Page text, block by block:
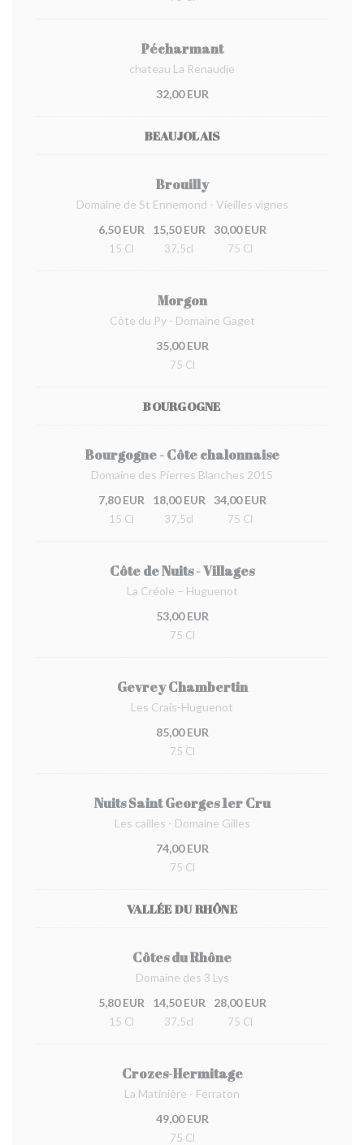
Pécharmant
chateau La Renaudie
32,00 EUR
BEAUJOLAIS
Brouilly
Domaine de St Ennemond - Vieilles vignes
6,50 EUR
15 Cl
15,50 EUR
37,5cl
30,00 EUR
75 Cl
Morgon
Côte du Py - Domaine Gaget
35,00 EUR
75 Cl
BOURGOGNE
Bourgogne - Côte chalonnaise
Domaine des Pierres Blanches 2015
7,80 EUR
15 Cl
18,00 EUR
37,5cl
34,00 EUR
75 Cl
Côte de Nuits - Villages
La Créole – Huguenot
53,00 EUR
75 Cl
Gevrey Chambertin
Les Crais-Huguenot
85,00 EUR
75 Cl
Nuits Saint Georges 1er Cru
Les cailles - Domaine Gilles
74,00 EUR
75 Cl
VALLÉE DU RHÔNE
Côtes du Rhône
Domaine des 3 Lys
5,80 EUR
15 Cl
14,50 EUR
37,5cl
28,00 EUR
75 Cl
Crozes-Hermitage
La Matinière - Ferraton
49,00 EUR
75 Cl